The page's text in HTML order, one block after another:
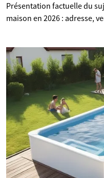
Présentation factuelle du
maison en 2026 : adresse,